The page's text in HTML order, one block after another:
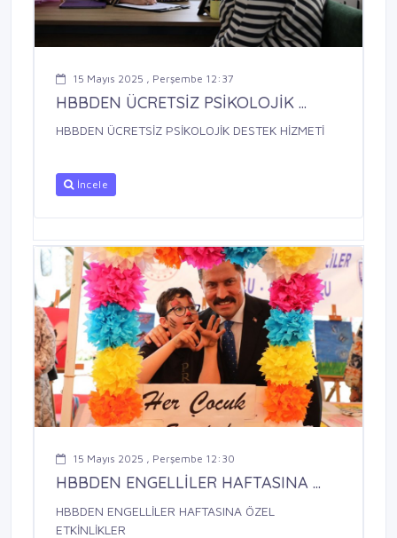
15 Mayıs 2025 , Perşembe 12:37
HBBDEN ÜCRETSİZ PSİKOLOJİK ...
HBBDEN ÜCRETSİZ PSİKOLOJİK DESTEK HİZMETİ
İncele
15 Mayıs 2025 , Perşembe 12:30
HBBDEN ENGELLİLER HAFTASINA ...
HBBDEN ENGELLİLER HAFTASINA ÖZEL
ETKİNLİKLER